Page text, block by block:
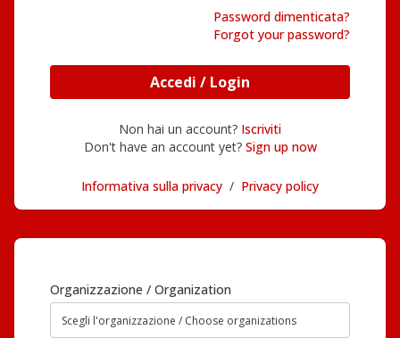
Password dimenticata?
Forgot your password?
Accedi / Login
Non hai un account? Iscriviti
Don't have an account yet? Sign up now
Informativa sulla privacy / Privacy policy
Organizzazione / Organization